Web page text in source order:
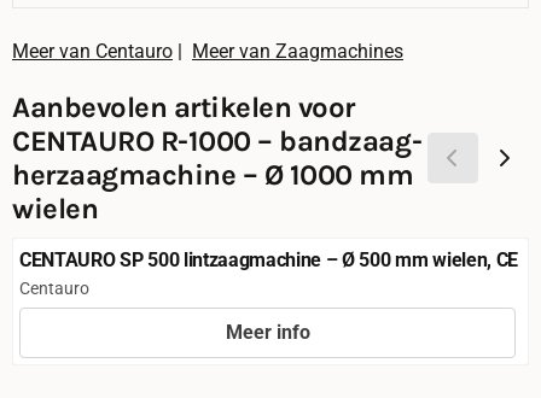
Meer van Centauro Meer van Zaagmachines
Aanbevolen artikelen voor
CENTAURO R-1000 – bandzaag-
herzaagmachine – Ø 1000 mm
wielen
CENTAURO SP 500 lintzaagmachine – Ø 500 mm wielen, CE
Merk:
Centauro
Meer info